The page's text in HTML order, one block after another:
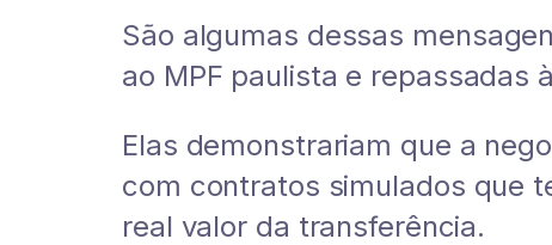
São algumas dessas
ao MPF paulista e repassadas
Elas demonstrariam que a
com contratos simulados que
real valor da transferência.